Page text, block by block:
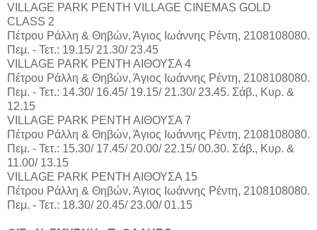
VILLAGE PARK ΡΕΝΤΗ VILLAGE CINEMAS GOLD
CLASS 2
Πέτρου Ράλλη & Θηβών, Άγιος Ιωάννης Ρέντη, 2108108080.
Πεμ. - Τετ.: 19.15/ 21.30/ 23.45
VILLAGE PARK ΡΕΝΤΗ ΑΙΘΟΥΣΑ 4
Πέτρου Ράλλη & Θηβών, Άγιος Ιωάννης Ρέντη, 2108108080.
Πεμ. - Τετ.: 14.30/ 16.45/ 19.15/ 21.30/ 23.45. Σάβ., Κυρ. &
12.15
VILLAGE PARK ΡΕΝΤΗ ΑΙΘΟΥΣΑ 7
Πέτρου Ράλλη & Θηβών, Άγιος Ιωάννης Ρέντη, 2108108080.
Πεμ. - Τετ.: 15.30/ 17.45/ 20.00/ 22.15/ 00.30. Σάβ., Κυρ. &
11.00/ 13.15
VILLAGE PARK ΡΕΝΤΗ ΑΙΘΟΥΣΑ 15
Πέτρου Ράλλη & Θηβών, Άγιος Ιωάννης Ρέντη, 2108108080.
Πεμ. - Τετ.: 18.30/ 20.45/ 23.00/ 01.15